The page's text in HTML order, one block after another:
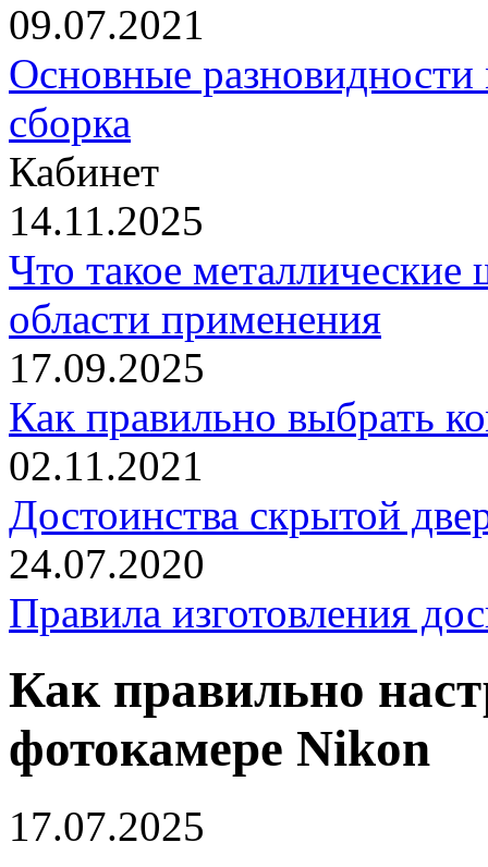
09.07.2021
Основные
сборка
Кабинет
14.11.2025
Что такое
области применения
17.09.2025
Как правильно выбрать
02.11.2021
Достоинства скрытой
24.07.2020
Правила изготовления
Как правильно
фотокамере Nikon
17.07.2025